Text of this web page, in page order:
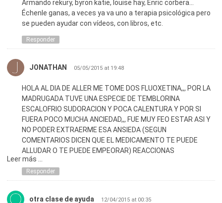
Armando rekury, byron katie, louise hay, Enric corbera…
Échenle ganas, a veces ya va uno a terapia psicológica pero
se pueden ayudar con vídeos, con libros, etc.
Responder
JONATHAN 05/05/2015 at 19:48
HOLA AL DIA DE ALLER ME TOME DOS FLUOXETINA,,, POR LA
MADRUGADA TUVE UNA ESPECIE DE TEMBLORINA
ESCALOFRIO SUDORACION Y POCA CALENTURA Y POR SI
FUERA POCO MUCHA ANCIEDAD,,, FUE MUY FEO ESTAR ASI Y
NO PODER EXTRAERME ESA ANSIEDA (SEGUN
COMENTARIOS DICEN QUE EL MEDICAMENTO TE PUEDE
ALLUDAR O TE PUEDE EMPEORAR) REACCIONAS
DEPENDIENDO A LOS DIFERENTES CUERPOS, NO SE QUE
HACER ALGUIEN ME PUEDE ALLUDAR? ME DIERON MIEDO ESE
MEDICAMENTO
Leer más ...
Responder
otra clase de ayuda 12/04/2015 at 00:35